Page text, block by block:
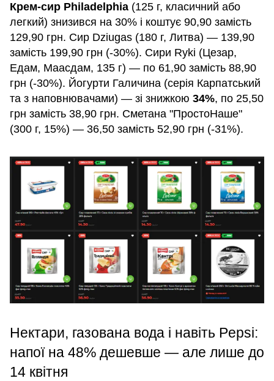
Крем-сир Philadelphia (125 г, класичний або
легкий) знизився на 30% і коштує 90,90 замість
129,90 грн. Сир Dziugas (180 г, Литва) — 139,90
замість 199,90 грн (-30%). Сири Ryki (Цезар,
Едам, Маасдам, 135 г) — по 61,90 замість 88,90
грн (-30%). Йогурти Галичина (серія Карпатський
та з наповнювачами) — зі знижкою 34%, по 25,50
грн замість 38,90 грн. Сметана "ПростоНаше"
(300 г, 15%) — 36,50 замість 52,90 грн (-31%).
Нектари, газована вода і навіть Pepsi:
напої на 48% дешевше — але лише до
14 квітня